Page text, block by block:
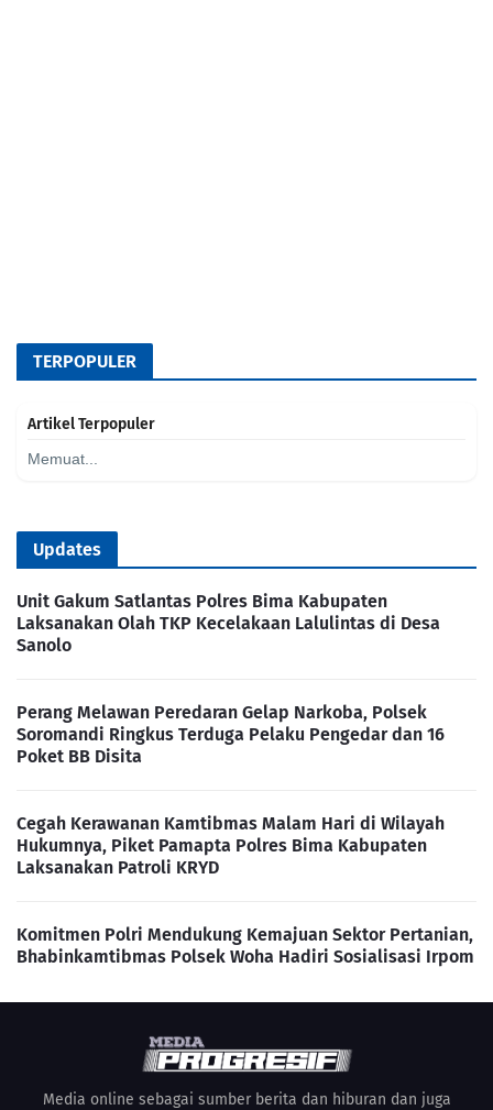
TERPOPULER
Artikel Terpopuler
Memuat...
Updates
Unit Gakum Satlantas Polres Bima Kabupaten
Laksanakan Olah TKP Kecelakaan Lalulintas di Desa
Sanolo
Perang Melawan Peredaran Gelap Narkoba, Polsek
Soromandi Ringkus Terduga Pelaku Pengedar dan 16
Poket BB Disita
Cegah Kerawanan Kamtibmas Malam Hari di Wilayah
Hukumnya, Piket Pamapta Polres Bima Kabupaten
Laksanakan Patroli KRYD
Komitmen Polri Mendukung Kemajuan Sektor Pertanian,
Bhabinkamtibmas Polsek Woha Hadiri Sosialisasi Irpom
Media online sebagai sumber berita dan hiburan dan juga